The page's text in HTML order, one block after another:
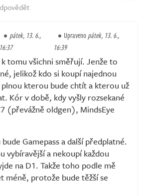
pátek, 13. 6.,
16:37
Upravenopátek, 13. 6.,
16:39
k tomu všichni směřují. Jenže to
jelikož kdo si koupí najednou
plnou kterou bude chtít a kterou už
Kór v době, kdy vyšly rozsekané
(převážně oldgen), MindsEye
Gamepass a další předplatné.
vybíravější a nekoupí každou
na D1. Takže toho podle mě
méně, protože bude těžší se